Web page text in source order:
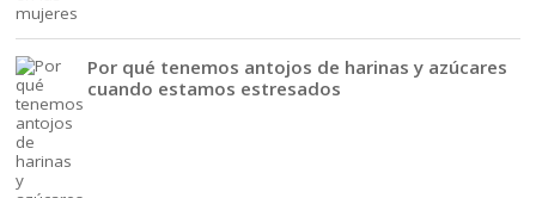
Por qué tenemos antojos de harinas y azúcares
cuando estamos estresados